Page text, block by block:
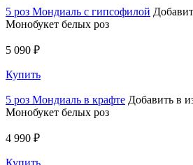
5 роз Мондиаль с гипсофилой
Монобукет белых роз
5 090 ₽
Купить
5 роз Мондиаль в крафте Добавить в
Монобукет белых роз
4 990 ₽
Купить